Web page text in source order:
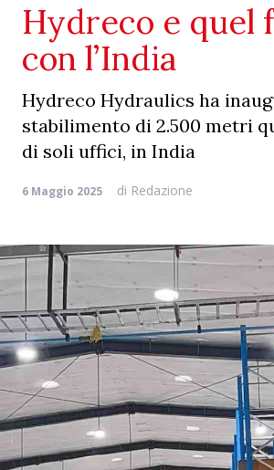
Hydreco e quel
con l’India
Hydreco Hydraulics ha
stabilimento di 2.500 metri
di soli uffici, in India
6 Maggio 2025 di Redazione